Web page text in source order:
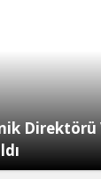
Direktörü